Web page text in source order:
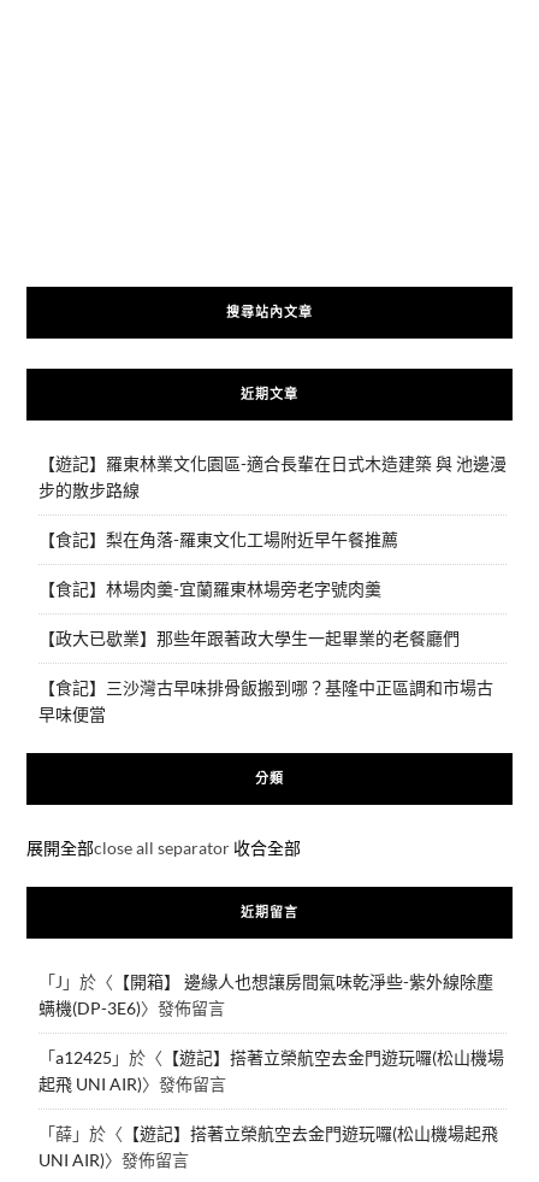
搜尋站內文章
近期文章
【遊記】羅東林業文化園區-適合長輩在日式木造建築 與 池邊漫
步的散步路線
【食記】梨在角落-羅東文化工場附近早午餐推薦
【食記】林場肉羹-宜蘭羅東林場旁老字號肉羹
【政大已歇業】那些年跟著政大學生一起畢業的老餐廳們
【食記】三沙灣古早味排骨飯搬到哪？基隆中正區調和市場古
早味便當
分類
展開全部close all separator 收合全部
近期留言
「J 」於〈 【開箱】 邊緣人也想讓房間氣味乾淨些-紫外線除塵
螨機(DP-3E6)〉發佈留言
「a12425 」於〈 【遊記】搭著立榮航空去金門遊玩囉(松山機場
起飛 UNI AIR)〉發佈留言
「薛」於〈 【遊記】搭著立榮航空去金門遊玩囉(松山機場起飛
UNI AIR)〉發佈留言